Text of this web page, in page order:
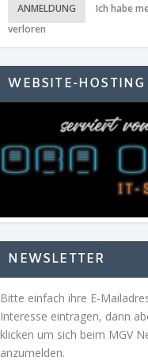
ANMELDUNG
Ich habe
verloren
WEBSITE-HOSTING
NEWSLETTER
Bitte einfach ihre E-
Interesse eintragen, dann
klicken um sich beim MGV
anzumelden.